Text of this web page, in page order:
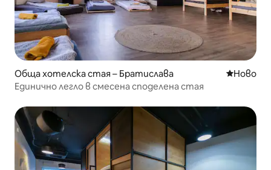
Обща хотелска стая – Братислава Ново
Ново
Единично легло в смесена споделена стая